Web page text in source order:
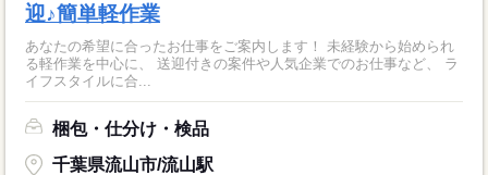
迎♪簡単軽作業
あなたの希望に合ったお仕事をご案内します！ 未経験から始められ
る軽作業を中心に、 送迎付きの案件や人気企業でのお仕事など、 ラ
イフスタイルに合...
梱包・仕分け・検品
千葉県流山市/流山駅